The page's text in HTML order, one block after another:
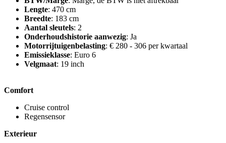
Lengte: 470 cm
Breedte: 183 cm
Aantal sleutels: 2
Onderhoudshistorie aanwezig: Ja
Motorrijtuigenbelasting: € 280 - 306 per kwartaal
Emissieklasse: Euro 6
Velgmaat: 19 inch
Comfort
Cruise control
Regensensor
Exterieur